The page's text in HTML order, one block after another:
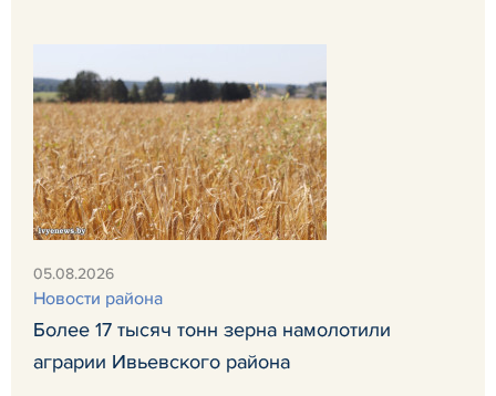
05.08.2026
Новости района
Более 17 тысяч тонн зерна намолотили
аграрии Ивьевского района